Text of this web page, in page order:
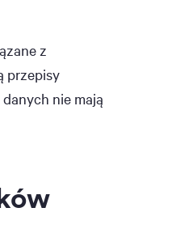
z
przepisy
nie mają